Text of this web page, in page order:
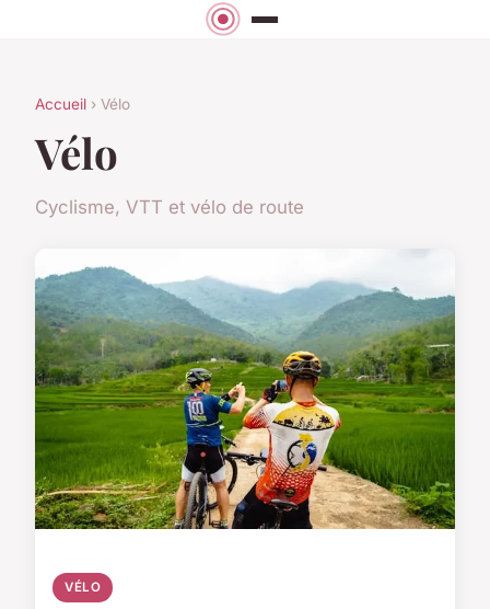
Accueil › Vélo
Vélo
Cyclisme, VTT et vélo de route
VÉLO